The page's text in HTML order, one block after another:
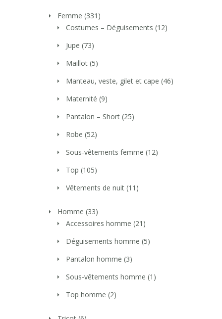
Femme (331)
Costumes – Déguisements (12)
Jupe (73)
Maillot (5)
Manteau, veste, gilet et cape (46)
Maternité (9)
Pantalon – Short (25)
Robe (52)
Sous-vêtements femme (12)
Top (105)
Vêtements de nuit (11)
Homme (33)
Accessoires homme (21)
Déguisements homme (5)
Pantalon homme (3)
Sous-vêtements homme (1)
Top homme (2)